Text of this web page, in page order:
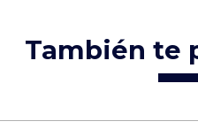
También te